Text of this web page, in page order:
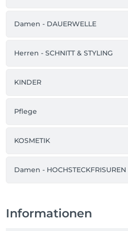
Persönlichkeit passt und
Gast bei uns begrüßen zu dürfen!
Damen - DAUERWELLE
Herren - SCHNITT & STYLING
KINDER
Pflege
KOSMETIK
Damen - HOCHSTECKFRISUREN
Informationen